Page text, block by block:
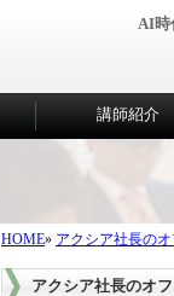
AI時
講師紹介
HOME» アクシア社長の
アクシア社長のオ